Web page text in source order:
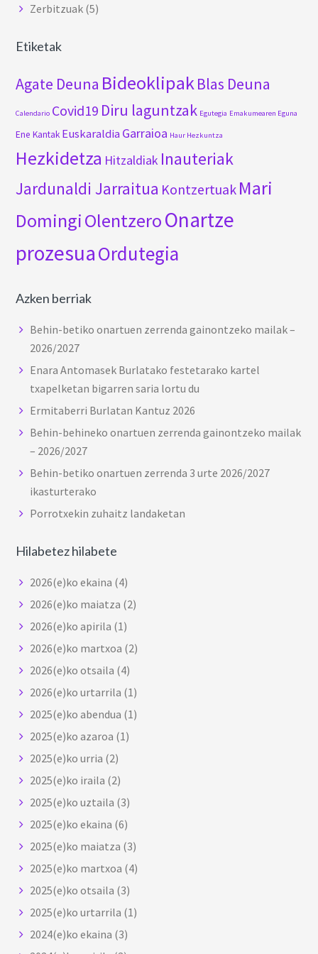
Zerbitzuak (5)
Etiketak
Agate Deuna Bideoklipak Blas Deuna
Calendario Covid19 Diru laguntzak Egutegia Emakumearen Eguna
Ene Kantak Euskaraldia Garraioa Haur Hezkuntza
Hezkidetza Hitzaldiak Inauteriak
Jardunaldi Jarraitua Kontzertuak Mari
DomingiOlentzeroOnartze
prozesuaOrdutegia
Azken berriak
Behin-betiko onartuen zerrenda gainontzeko mailak –
2026/2027
Enara Antomasek Burlatako festetarako kartel
txapelketan bigarren saria lortu du
Ermitaberri Burlatan Kantuz 2026
Behin-behineko onartuen zerrenda gainontzeko mailak
– 2026/2027
Behin-betiko onartuen zerrenda 3 urte 2026/2027
ikasturterako
Porrotxekin zuhaitz landaketan
Hilabetez hilabete
2026(e)ko ekaina (4)
2026(e)ko maiatza (2)
2026(e)ko apirila (1)
2026(e)ko martxoa (2)
2026(e)ko otsaila (4)
2026(e)ko urtarrila (1)
2025(e)ko abendua (1)
2025(e)ko azaroa (1)
2025(e)ko urria (2)
2025(e)ko iraila (2)
2025(e)ko uztaila (3)
2025(e)ko ekaina (6)
2025(e)ko maiatza (3)
2025(e)ko martxoa (4)
2025(e)ko otsaila (3)
2025(e)ko urtarrila (1)
2024(e)ko ekaina (3)